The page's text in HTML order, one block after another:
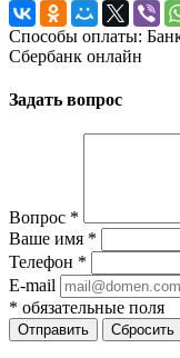
Способы оплаты:
Сбербанк онлайн
Задать вопрос
Вопрос *
Ваше имя *
Телефон *
E-mail
* обязательные поля
Отправить Сбросить